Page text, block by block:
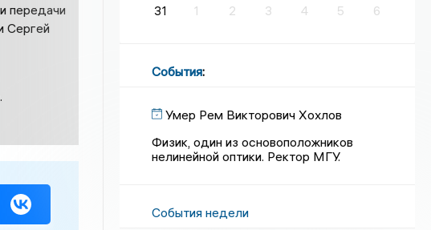
передачи
Сергей
31
1 2 3 4 5 6
События:
Умер Рем Викторович Хохлов
Физик, один из основоположников
нелинейной оптики. Ректор МГУ.
События недели